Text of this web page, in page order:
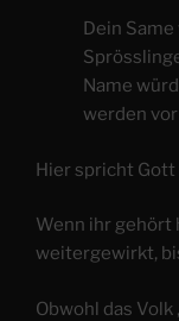
Dein
Name
werden
Hier spricht
Wenn ihr gehört
weitergewirkt,
Obwohl das